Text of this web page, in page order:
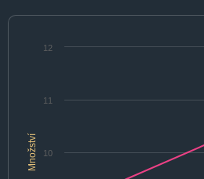
Množství 10
11
12